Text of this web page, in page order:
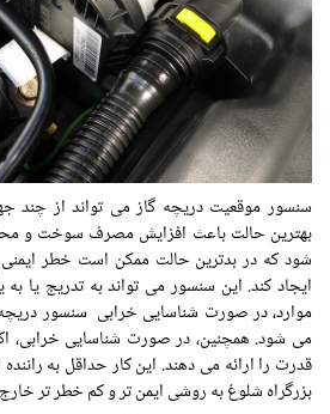
سنسور موقعیت دریچه گاز می تواند از چند
بهترین حالت باعث افزایش مصرف سوخت و
شود که در بدترین حالت ممکن است خطر ایمنی
ایجاد کند. این سنسور می تواند به تدریج یا
موارد، در صورت شناسایی خرابی سنسور
می شود. همچنین، در صورت شناسایی خرابی،
قدرت را ارائه می دهند. این کار حداقل به
بزرگراه شلوغ به روشی ایمن تر و کم خطر تر